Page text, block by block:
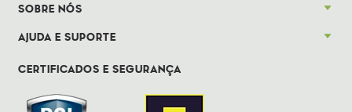
SOBRE NÓS
AJUDA E SUPORTE
CERTIFICADOS E SEGURANÇA